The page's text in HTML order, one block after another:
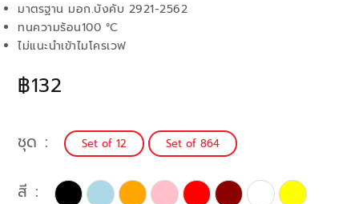
฿132
มาตรฐาน มอก.บังคับ 2921-2562
ทนความร้อน100 °C
ไม่แนะนำเข้าไมโครเวฟ
ชุด Set of 12 Set of 864
สี